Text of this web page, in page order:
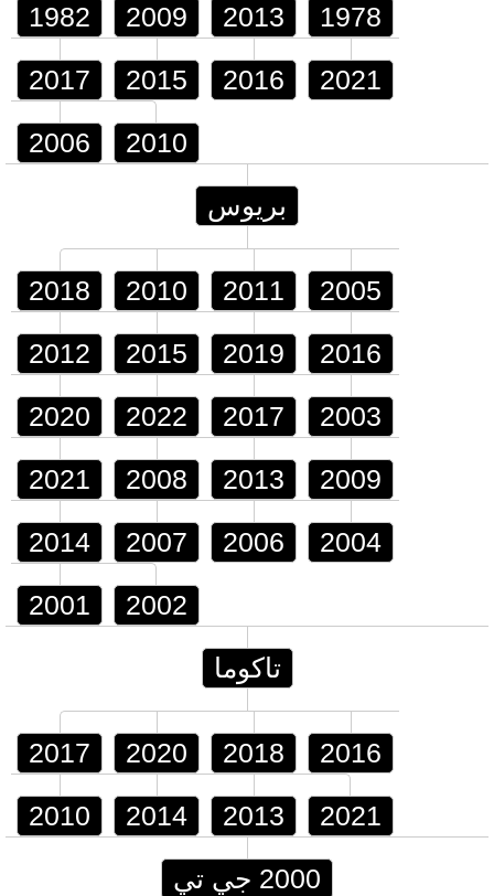
1982 2009 2013 1978
2017 2015 2016 2021
2006 2010
بريوس
2018 2010 2011 2005
2012 2015 2019 2016
2020 2022 2017 2003
2021 2008 2013 2009
2014 2007 2006 2004
2001 2002
تاكوما
2017 2020 2018 2016
2010 2014 2013 2021
2000 جي تي